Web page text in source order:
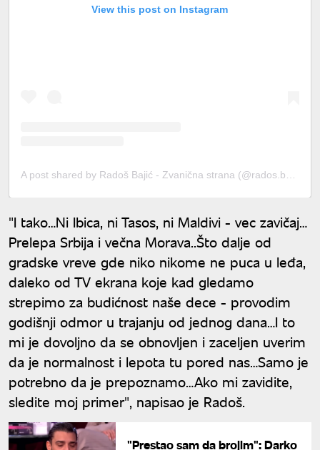
View this post on Instagram
"I tako…Ni Ibica, ni Tasos, ni Maldivi - vec zavičaj…
Prelepa Srbija i večna Morava..Što dalje od
gradske vreve gde niko nikome ne puca u leđa,
daleko od TV ekrana koje kad gledamo
strepimo za budićnost naše dece - provodim
godišnji odmor u trajanju od jednog dana…I to
mi je dovoljno da se obnovljen i zaceljen uverim
da je normalnost i lepota tu pored nas…Samo je
potrebno da je prepoznamo…Ako mi zavidite,
sledite moj primer", napisao je Radoš.
"Prestao sam da brojim": Darko